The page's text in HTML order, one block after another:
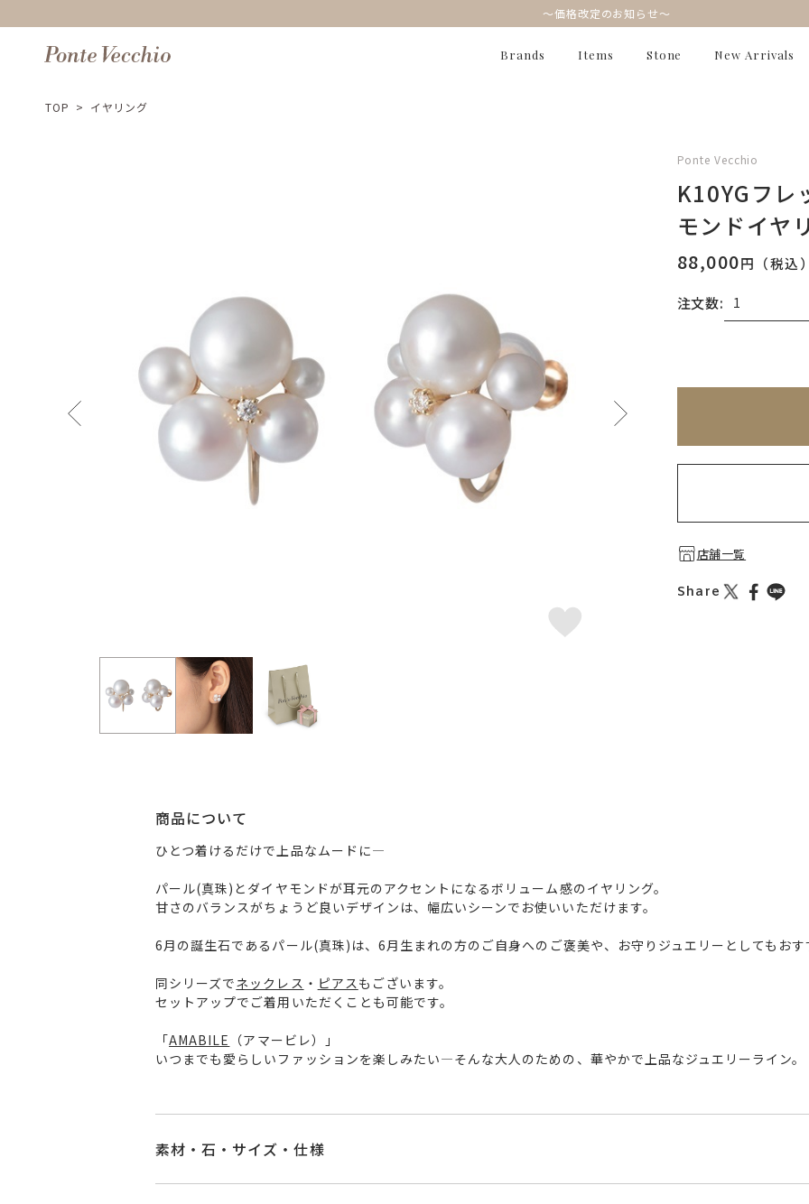
～価格改定のお知らせ～
Brands Items Stone New Arrivals
TOP > イヤリング
Ponte Vecchio
K10YGフレ
モンドイヤ
88,000円（税込
注文数:
店舗一覧
Share
商品について
ひとつ着けるだけで上品なムードに―
パール(真珠)とダイヤモンドが耳元のアクセントになるボリューム感のイヤリング。
甘さのバランスがちょうど良いデザインは、幅広いシーンでお使いいただけます。
6月の誕生石であるパール(真珠)は、6月生まれの方のご自身へのご褒美や、お守りジュエリーとしてもお
同シリーズでネックレス ・ ピアスもございます。
セットアップでご着用いただくことも可能です。
「AMABILE （アマービレ）」
いつまでも愛らしいファッションを楽しみたい―そんな大人のための、華やかで上品なジュエリーライン。
素材・石・サイズ・仕様